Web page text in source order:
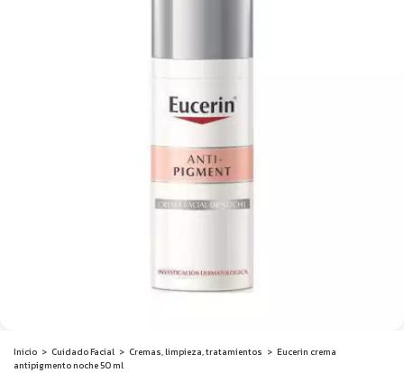
Inicio > Cuidado Facial > Cremas, limpieza, tratamientos > Eucerin crema
antipigmento noche 50 ml